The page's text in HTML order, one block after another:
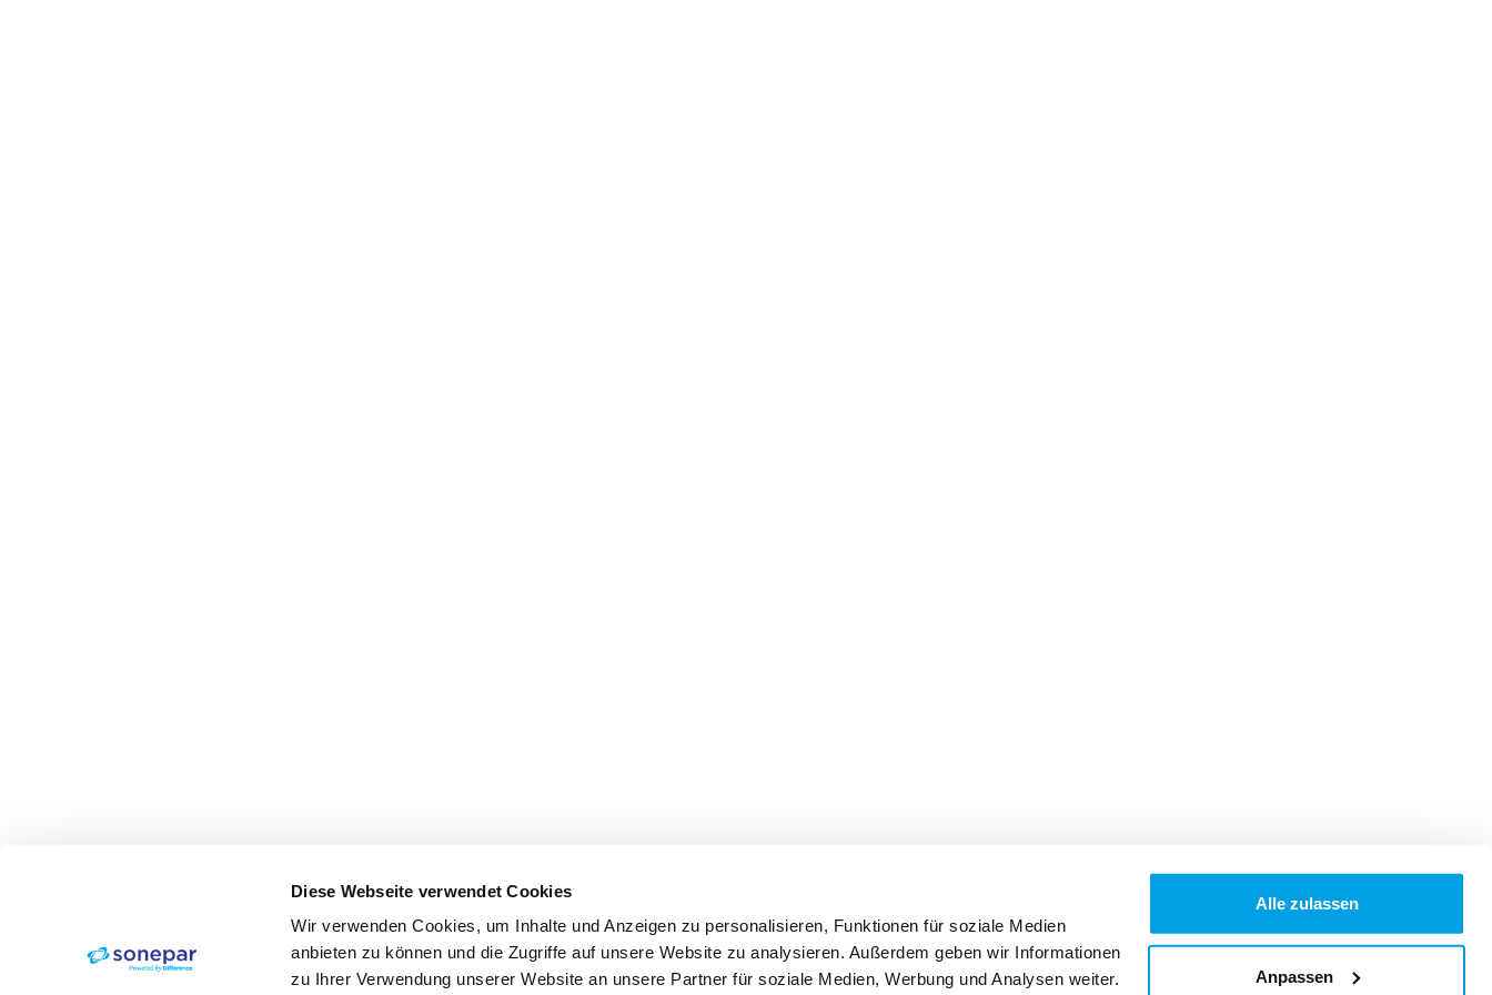
Diese Webseite verwendet Cookies
Wir verwenden Cookies, um Inhalte und Anzeigen zu personalisieren, Funktionen für soziale Medien
anbieten zu können und die Zugriffe auf unsere Website zu analysieren. Außerdem geben wir Informationen
zu Ihrer Verwendung unserer Website an unsere Partner für soziale Medien, Werbung und Analysen weiter.
Alle zulassen
Anpassen